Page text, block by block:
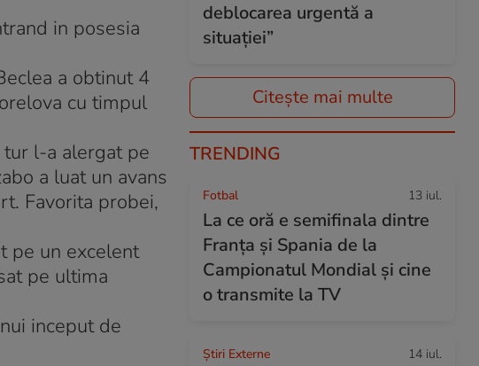
in posesia
a obtinut 4
cu timpul
l-a alergat pe
a luat un avans
Favorita probei,
pe un excelent
pe ultima
inceput de
deblocarea urgentă a
situației”
Citește mai multe
TRENDING
Fotbal 13 iul.
La ce oră e semifinala dintre
Franța și Spania de la
Campionatul Mondial și cine
o transmite la TV
Știri Externe 14 iul.